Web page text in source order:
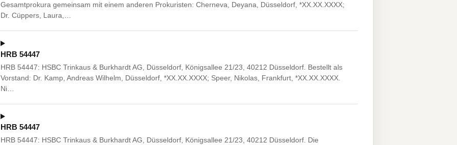
Gesamtprokura gemeinsam mit einem anderen Prokuristen: Cherneva, Deyana, Düsseldorf, *XX.XX.XXXX;
Dr. Cüppers, Laura,…
HRB 54447
HRB 54447: HSBC Trinkaus & Burkhardt AG, Düsseldorf, Königsallee 21/23, 40212 Düsseldorf. Bestellt als
Vorstand: Dr. Kamp, Andreas Wilhelm, Düsseldorf, *XX.XX.XXXX; Speer, Nikolas, Frankfurt, *XX.XX.XXXX.
Ni…
HRB 54447
HRB 54447: HSBC Trinkaus & Burkhardt AG, Düsseldorf, Königsallee 21/23, 40212 Düsseldorf. Die